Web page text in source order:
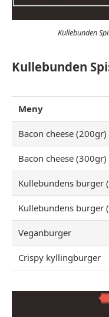
Kullebunden
Kullebunden
Meny
Bacon cheese (200gr)
Bacon cheese (300gr)
Kullebundens burger
Kullebundens burger
Veganburger
Crispy kyllingburger